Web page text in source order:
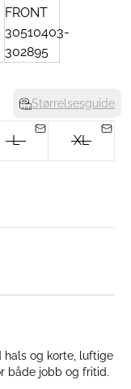
Størrelsesguide
L XL
hals og korte, luftige
både jobb og fritid.